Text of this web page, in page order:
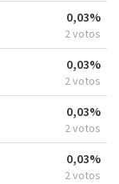
0,03%
2 votos
0,03%
2 votos
0,03%
2 votos
0,03%
2 votos